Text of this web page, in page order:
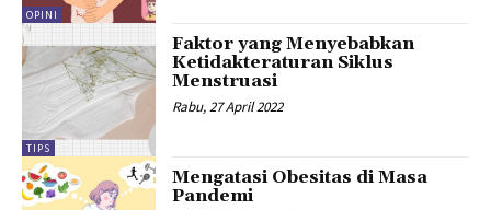
OPINI
TIPS
Faktor yang Menyebabkan
Ketidakteraturan Siklus
Menstruasi
Rabu, 27 April 2022
Mengatasi Obesitas di Masa
Pandemi